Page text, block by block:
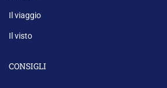
Il viaggio
Il visto
CONSIGLI